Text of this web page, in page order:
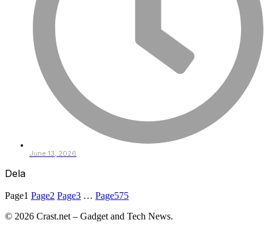
June 13, 2026
Dela
Page1 Page2 Page3 … Page575
© 2026 Crast.net – Gadget and Tech News.